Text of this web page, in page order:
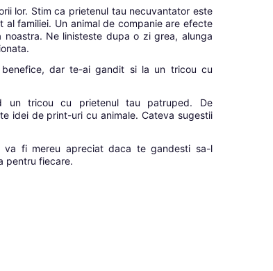
lor. Stim ca prietenul tau necuvantator este
al familiei. Un animal de companie are efecte
Ne linisteste dupa o zi grea, alunga
dar te-ai gandit si la un tricou cu
un tricou cu prietenul tau patruped. De
idei de print-uri cu animale. Cateva sugestii
fi mereu apreciat daca te gandesti sa-l
pentru fiecare.